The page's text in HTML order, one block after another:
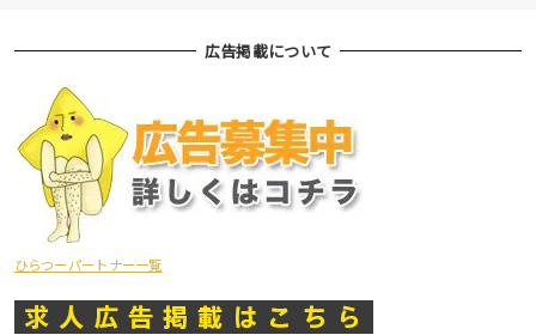
広告掲載について
ひらつーパートナー一覧